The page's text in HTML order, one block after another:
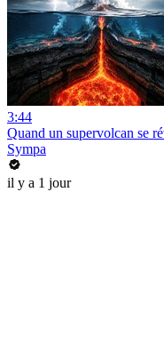
3:44
Quand un supervolcan se
Sympa
il y a 1 jour